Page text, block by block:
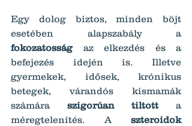
Egy dolog biztos, minden böjt
fokozatosság az elkezdés és a
befejezés idején is. Illetve
gyermekek, idősek, krónikus
betegek, várandós kismamák
számára szigorúan tiltott a
méregtelenítés. A
szteroidok